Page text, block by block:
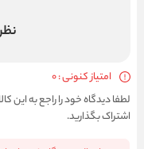
امتیاز کنونی : 0
لطفا دیدگاه خود را راجع به این
اشتراک بگذارید.